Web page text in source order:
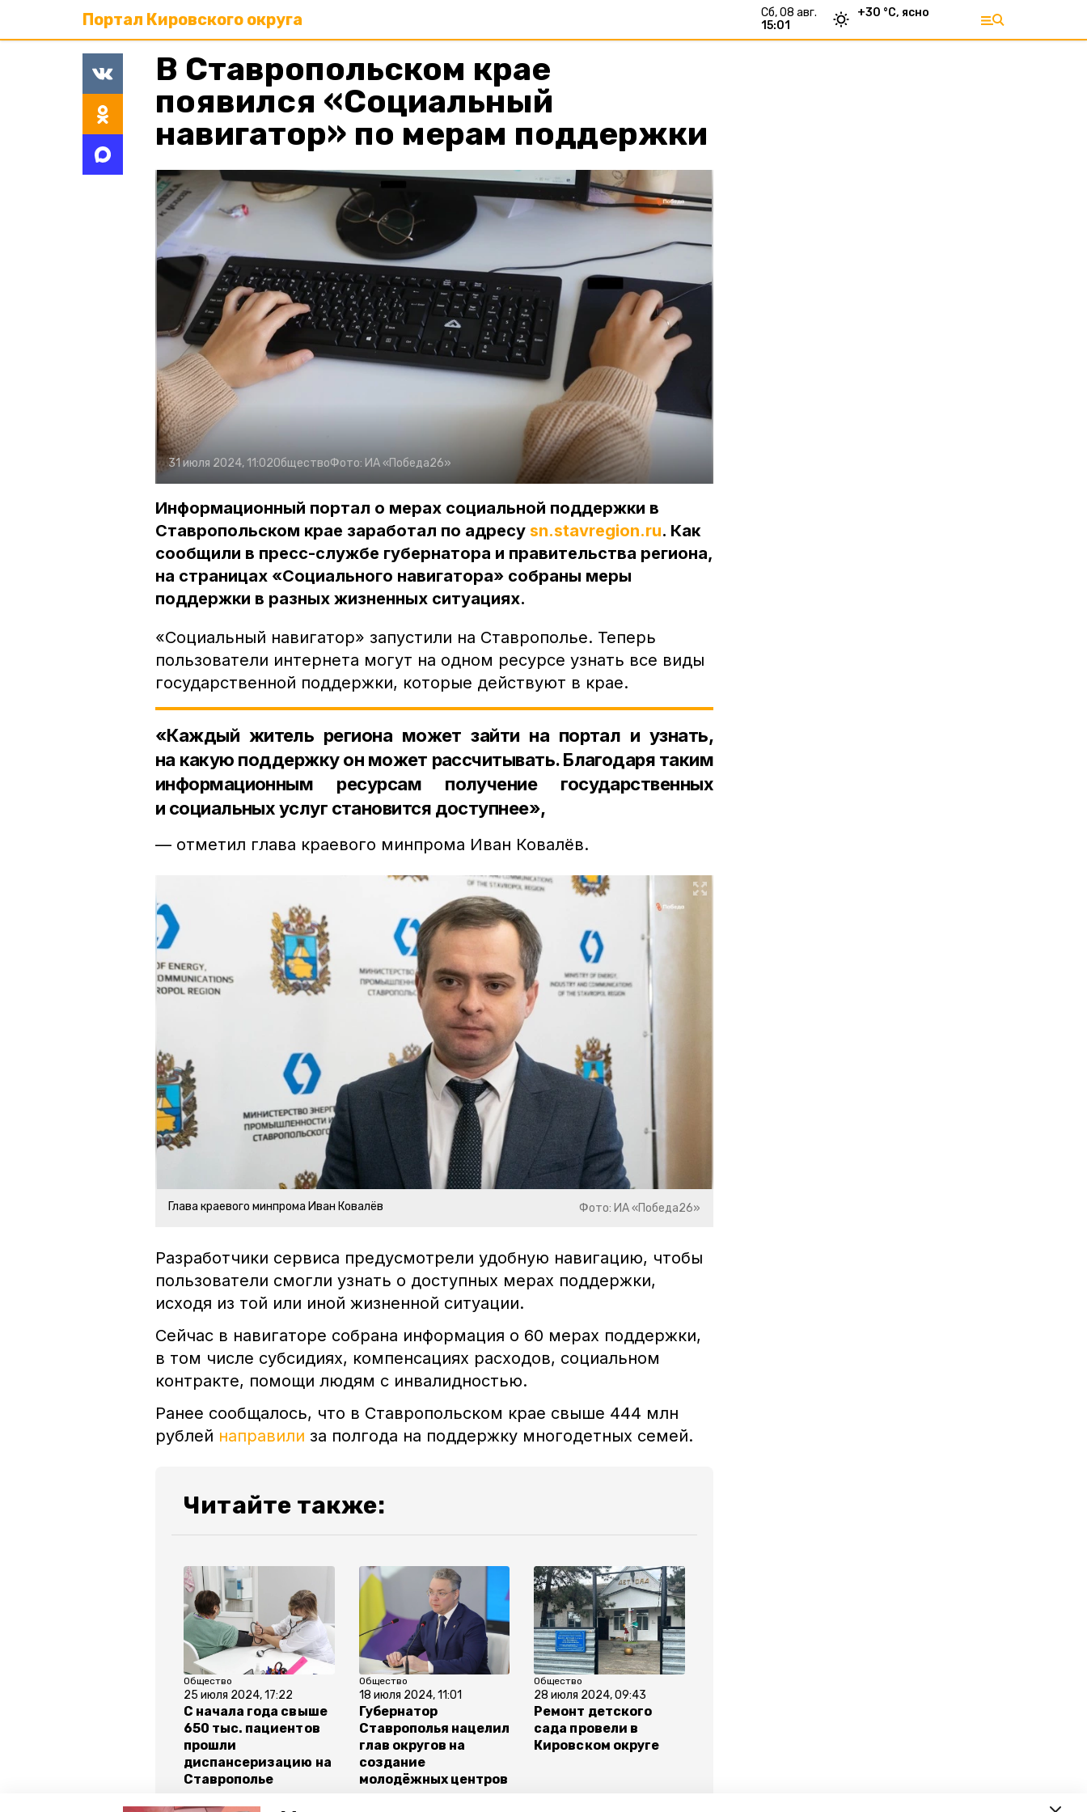
Портал Кировского округа
сб, 08 авг.
15:01
+30 °С, ясно
В Ставропольском крае
появился «Социальный
навигатор» по мерам поддержки
31 июля 2024, 11:02ОбществоФото: ИА «Победа26»
Информационный портал о мерах социальной поддержки в
Ставропольском крае заработал по адресу sn.stavregion.ru. Как
сообщили в пресс-службе губернатора и правительства региона,
на страницах «Социального навигатора» собраны меры
поддержки в разных жизненных ситуациях.
«Социальный навигатор» запустили на Ставрополье. Теперь
пользователи интернета могут на одном ресурсе узнать все виды
государственной поддержки, которые действуют в крае.
«Каждый житель региона может зайти на портал и узнать,
на какую поддержку он может рассчитывать. Благодаря таким
информационным ресурсам получение государственных
и социальных услуг становится доступнее»,
— отметил глава краевого минпрома Иван Ковалёв.
Глава краевого минпрома Иван Ковалёв Фото: ИА «Победа26»
Разработчики сервиса предусмотрели удобную навигацию, чтобы
пользователи смогли узнать о доступных мерах поддержки,
исходя из той или иной жизненной ситуации.
Сейчас в навигаторе собрана информация о 60 мерах поддержки,
в том числе субсидиях, компенсациях расходов, социальном
контракте, помощи людям с инвалидностью.
Ранее сообщалось, что в Ставропольском крае свыше 444 млн
рублей направили за полгода на поддержку многодетных семей.
Читайте также:
Общество
25 июля 2024, 17:22
С начала года свыше
650 тыс. пациентов
прошли
диспансеризацию на
Ставрополье
Общество
18 июля 2024, 11:01
Губернатор
Ставрополья нацелил
глав округов на
создание
молодёжных центров
Общество
28 июля 2024, 09:43
Ремонт детского
сада провели в
Кировском округе